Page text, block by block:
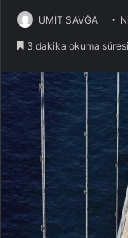
ÜMİT SAVĞA
3 dakika okuma süresi